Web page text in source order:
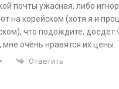
почты ужасная, либо
на корейском (хотя я и
что подождите,
очень нравятся их цены.
Ответить